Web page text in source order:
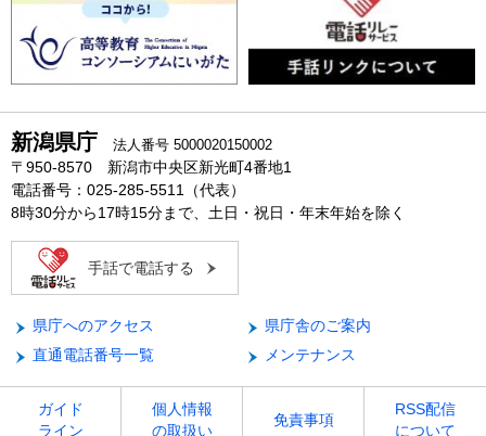
新潟県庁 法人番号 5000020150002
〒950-8570 新潟市中央区新光町4番地1
電話番号：025-285-5511（代表）
8時30分から17時15分まで、土日・祝日・年末年始を除く
手話で電話する
県庁へのアクセス
県庁舎のご案内
直通電話番号一覧
メンテナンス
ガイド
ライン
個人情報
の取扱い
免責事項
RSS配信
について